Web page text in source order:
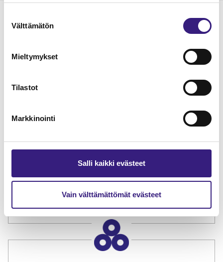
valinta
Välttämätön
Mieltymykset
Tilastot
Markkinointi
Salli kaikki evästeet
Vain välttämättömät evästeet
Tilaa Tilisanomien
lukuoikeus
TILAA TÄSTÄ